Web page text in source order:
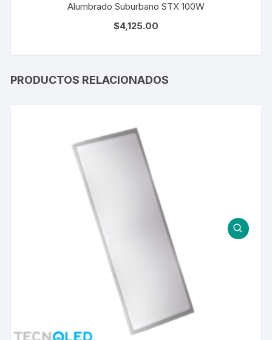
Alumbrado Suburbano STX 100W
$4,125.00
PRODUCTOS RELACIONADOS